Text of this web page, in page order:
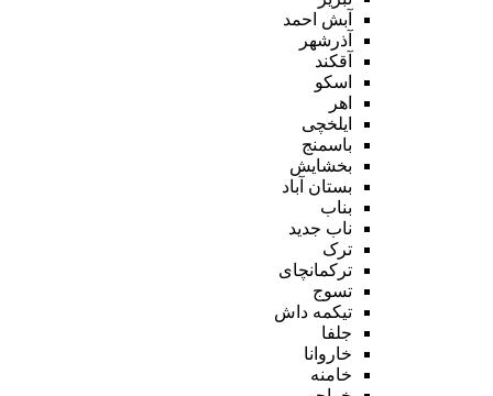
آبش احمد
آذرشهر
آقکند
اسکو
اهر
ایلخچی
باسمنج
بخشایش
بستان آباد
بناب
ناب جدید
ترک
ترکمانچای
تسوج
تیکمه داش
جلفا
خاروانا
خامنه